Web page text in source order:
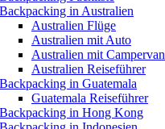
Backpacking in Australien
Australien Flüge
Australien mit Auto
Australien mit Campervan
Australien Reiseführer
Backpacking in Guatemala
Guatemala Reiseführer
Backpacking in Hong Kong